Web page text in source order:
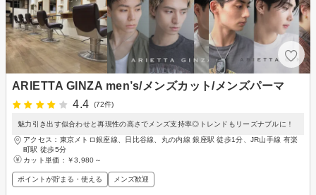
ARIETTA GINZA men’s/メンズカット/メンズパーマ
4.4
(72件)
魅力引き出す似合わせと再現性の高さでメンズ支持率◎トレンドもリーズナブルに！
アクセス：東京メトロ銀座線、日比谷線、丸の内線 銀座駅 徒歩1分、JR山手線 有楽
町駅 徒歩5分
カット単価： ￥3,980～
ポイントが貯まる・使える メンズ歓迎